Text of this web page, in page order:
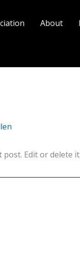
About
post. Edit or delete